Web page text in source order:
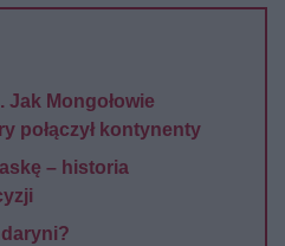
Jak Mongołowie
połączył kontynenty
– historia